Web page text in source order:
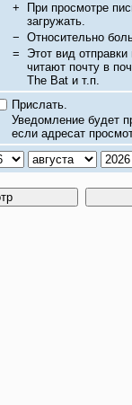
+
При просмотре
загружать.
− Относительно
= Этот вид
читают почту в
The Bat и т.п.
Прислать.
Уведомление будет
если адресат